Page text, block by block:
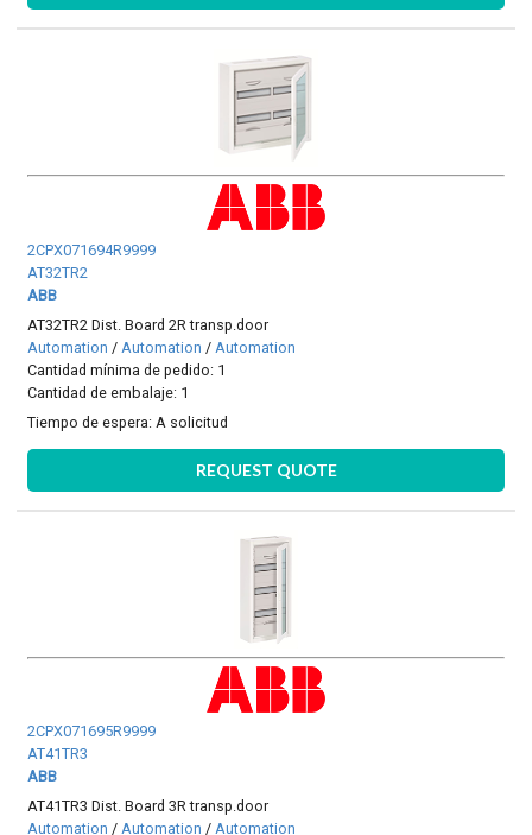
2CPX071694R9999
AT32TR2
ABB
AT32TR2 Dist. Board 2R transp.door
Automation / Automation / Automation
Cantidad mínima de pedido: 1
Cantidad de embalaje: 1
Tiempo de espera:A solicitud
REQUEST QUOTE
2CPX071695R9999
AT41TR3
ABB
AT41TR3 Dist. Board 3R transp.door
Automation /Automation /Automation